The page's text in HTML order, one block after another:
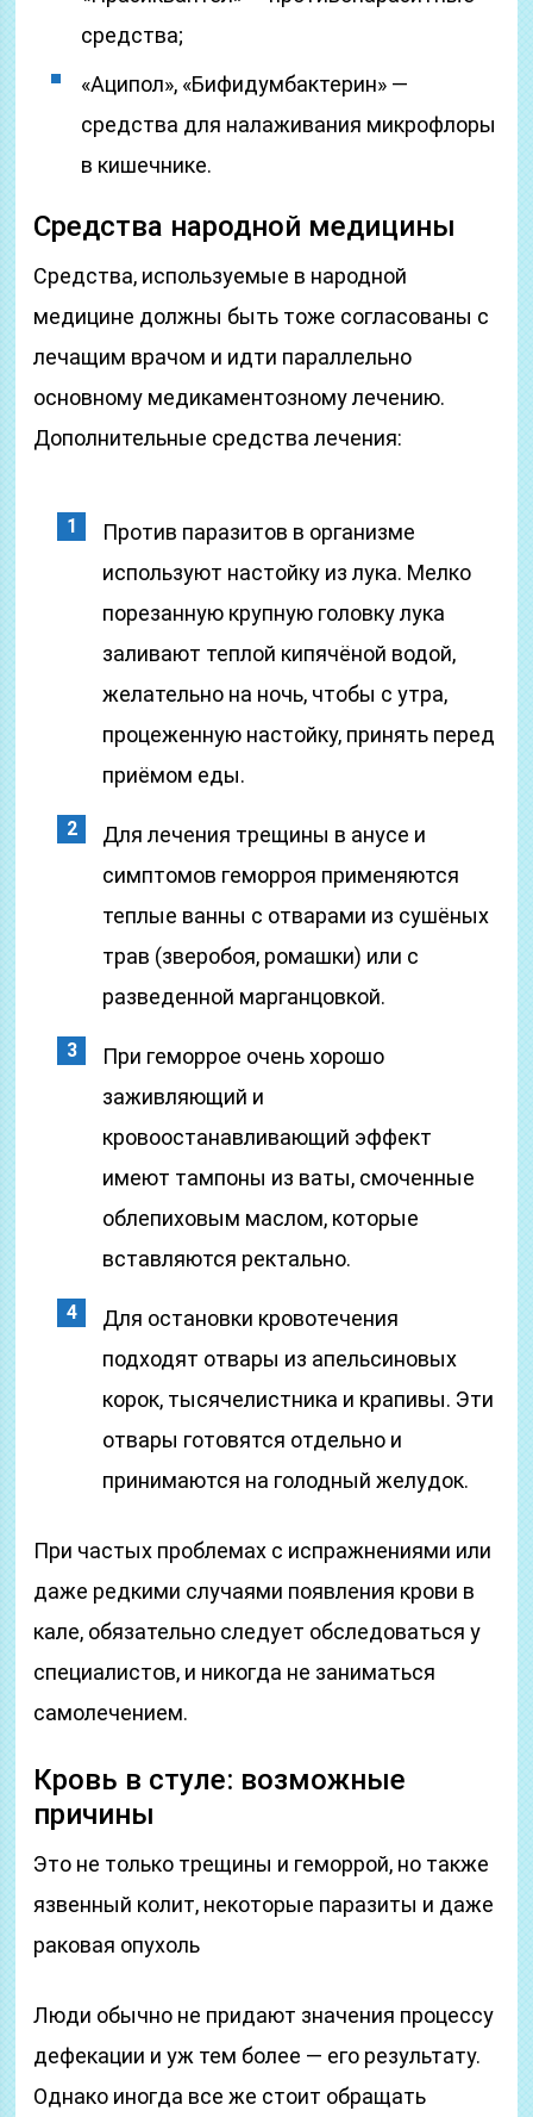
средства;
«Аципол», «Бифидумбактерин» —
средства для налаживания микрофлоры
в кишечнике.
Средства народной медицины
Средства, используемые в народной
медицине должны быть тоже согласованы с
лечащим врачом и идти параллельно
основному медикаментозному лечению.
Дополнительные средства лечения:
Против паразитов в организме
используют настойку из лука. Мелко
порезанную крупную головку лука
заливают теплой кипячёной водой,
желательно на ночь, чтобы с утра,
процеженную настойку, принять перед
приёмом еды.
Для лечения трещины в анусе и
симптомов геморроя применяются
теплые ванны с отварами из сушёных
трав (зверобоя, ромашки) или с
разведенной марганцовкой.
При геморрое очень хорошо
заживляющий и
кровоостанавливающий эффект
имеют тампоны из ваты, смоченные
облепиховым маслом, которые
вставляются ректально.
Для остановки кровотечения
подходят отвары из апельсиновых
корок, тысячелистника и крапивы. Эти
отвары готовятся отдельно и
принимаются на голодный желудок.
При частых проблемах с испражнениями или
даже редкими случаями появления крови в
кале, обязательно следует обследоваться у
специалистов, и никогда не заниматься
самолечением.
Кровь в стуле: возможные
причины
Это не только трещины и геморрой, но также
язвенный колит, некоторые паразиты и даже
раковая опухоль
Люди обычно не придают значения процессу
дефекации и уж тем более — его результату.
Однако иногда все же стоит обращать